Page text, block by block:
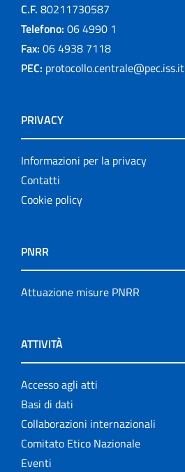
C.F. 80211730587
Telefono: 06 4990 1
Fax: 06 4938 7118
PEC: protocollo.centrale@pec.iss.it
PRIVACY
Informazioni per la privacy
Contatti
Cookie policy
PNRR
Attuazione misure PNRR
ATTIVITÀ
Accesso agli atti
Basi di dati
Collaborazioni internazionali
Comitato Etico Nazionale
Eventi